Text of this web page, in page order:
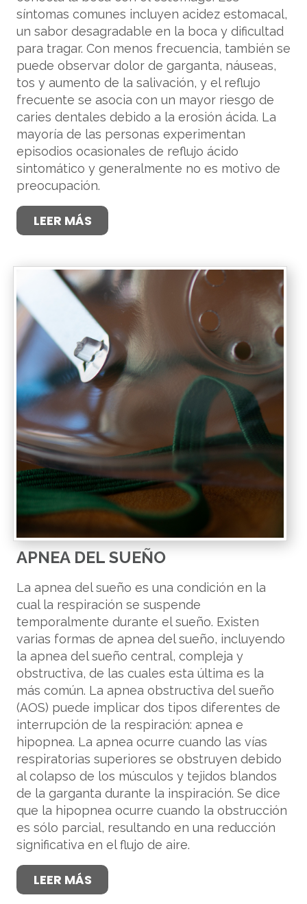
síntomas comunes incluyen acidez estomacal,
un sabor desagradable en la boca y dificultad
para tragar. Con menos frecuencia, también se
puede observar dolor de garganta, náuseas,
tos y aumento de la salivación, y el reflujo
frecuente se asocia con un mayor riesgo de
caries dentales debido a la erosión ácida. La
mayoría de las personas experimentan
episodios ocasionales de reflujo ácido
sintomático y generalmente no es motivo de
preocupación.
LEER MÁS
APNEA DEL SUEÑO
La apnea del sueño es una condición en la
cual la respiración se suspende
temporalmente durante el sueño. Existen
varias formas de apnea del sueño, incluyendo
la apnea del sueño central, compleja y
obstructiva, de las cuales esta última es la
más común. La apnea obstructiva del sueño
(AOS) puede implicar dos tipos diferentes de
interrupción de la respiración: apnea e
hipopnea. La apnea ocurre cuando las vías
respiratorias superiores se obstruyen debido
al colapso de los músculos y tejidos blandos
de la garganta durante la inspiración. Se dice
que la hipopnea ocurre cuando la obstrucción
es sólo parcial, resultando en una reducción
significativa en el flujo de aire.
LEER MÁS